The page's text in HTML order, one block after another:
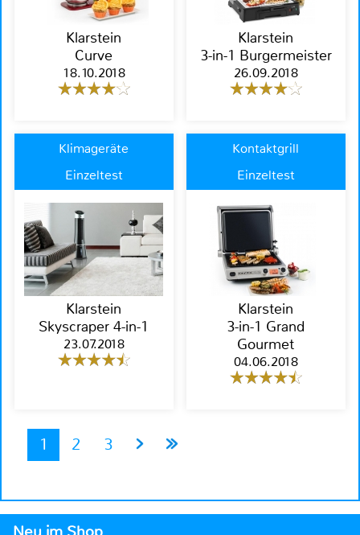
Klarstein
Curve
18.10.2018
Klarstein
3-in-1 Burgermeister
26.09.2018
Klimageräte
Einzeltest
Klarstein
Skyscraper 4-in-1
23.07.2018
Kontaktgrill
Einzeltest
Klarstein
3-in-1 Grand
Gourmet
04.06.2018
1 2 3